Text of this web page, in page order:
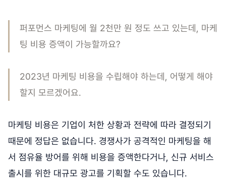
퍼포먼스 마케팅에 월 2천만 원 정도 쓰고 있는데, 마케
팅 비용 증액이 가능할까요?
2023년 마케팅 비용을 수립해야 하는데, 어떻게 해야
할지 모르겠어요.
마케팅 비용은 기업이 처한 상황과 전략에 따라 결정되기
때문에 정답은 없습니다. 경쟁사가 공격적인 마케팅을 해
서 점유율 방어를 위해 비용을 증액한다거나, 신규 서비스
출시를 위한 대규모 광고를 기획할 수도 있습니다.